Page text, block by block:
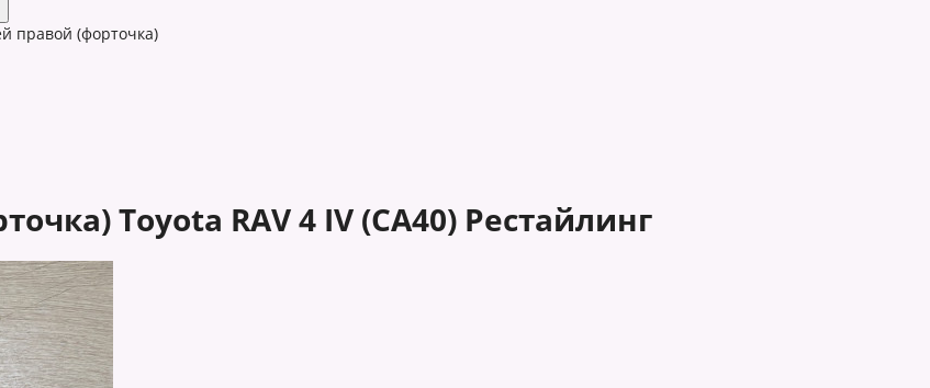
правой (форточка)
Toyota RAV 4 IV (CA40) Рестайлинг